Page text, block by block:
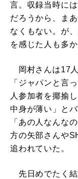
言。収録当時に
だろうから、ま
なくもない。が
を感じた人も多
岡村さんは17人
「ジャパンと言
人参加者を揶揄
中身が薄い」と
「あの人なんな
方の矢部さんや
追われていた。
先日めでたく結